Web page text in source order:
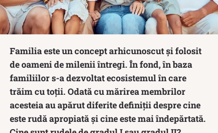
Familia este un concept arhicunoscut și folosit
de oameni de milenii întregi. În fond, în baza
familiilor s-a dezvoltat ecosistemul în care
trăim cu toții. Odată cu mărirea membrilor
acesteia au apărut diferite definiții despre cine
este rudă apropiată și cine este mai îndepărtată.